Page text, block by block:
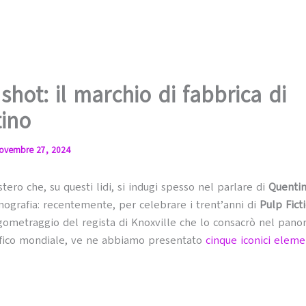
il marchio di fabbrica di
27, 2024
che, su questi lidi, si indugi spesso nel parlare di
recentemente, per celebrare i trent’anni di Pulp
del regista di Knoxville che lo consacrò nel
mondiale, ve ne abbiamo presentato cinque iconici